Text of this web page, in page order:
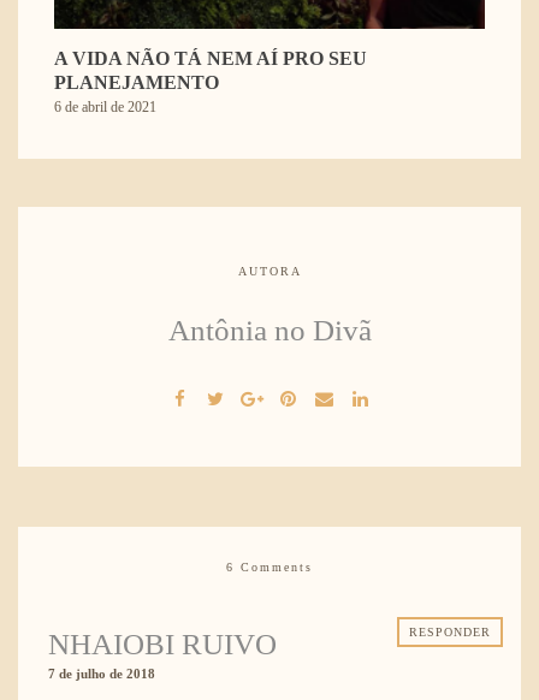
A VIDA NÃO TÁ NEM AÍ PRO SEU
PLANEJAMENTO
6 de abril de 2021
AUTORA
Antônia no Divã
6 Comments
RESPONDER
NHAIOBI RUIVO
7 de julho de 2018